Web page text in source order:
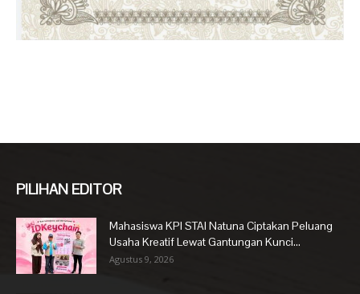
PILIHAN EDITOR
Mahasiswa KPI STAI Natuna Ciptakan Peluang
Usaha Kreatif Lewat Gantungan Kunci...
Agustus 9, 2026